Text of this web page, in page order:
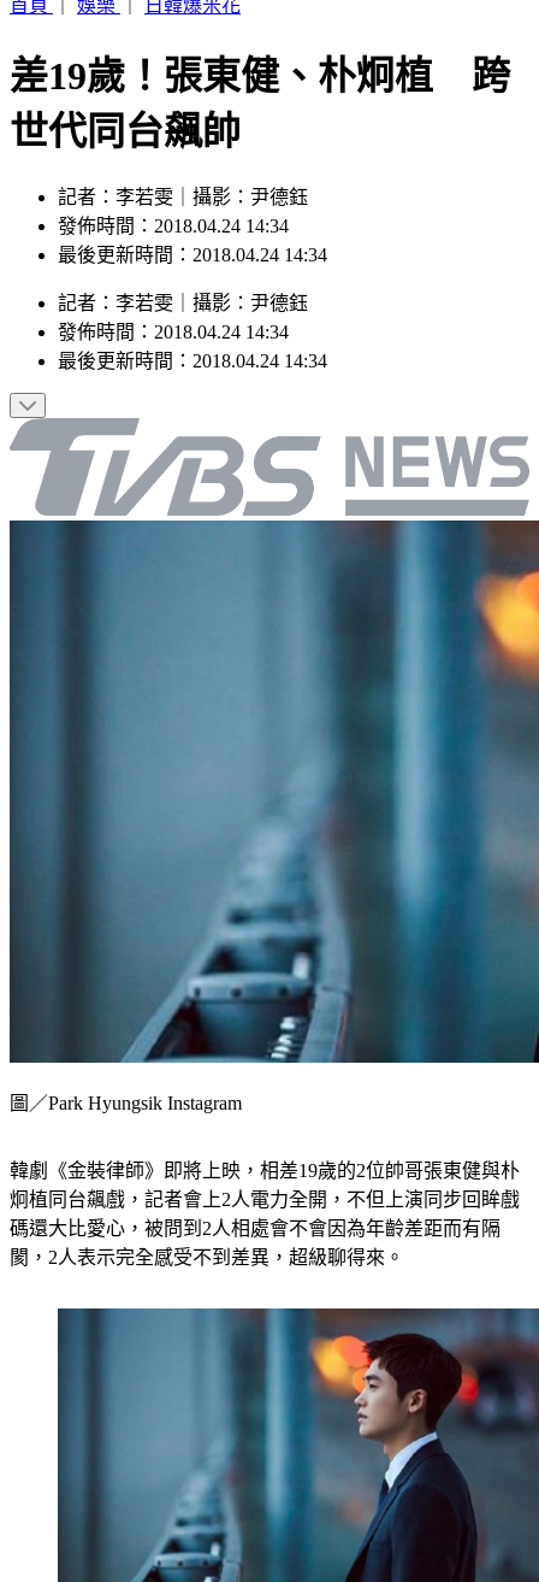
首頁
娛樂 日韓爆米花
差19歲！張東健、朴炯植 跨
世代同台飆帥
記者：李若雯｜攝影：尹德鈺
發佈時間：2018.04.24 14:34
最後更新時間：2018.04.24 14:34
記者 ： 李若雯 攝影 ： 尹德鈺
發佈時間： 2018.04.24 14:34
最後更新時間： 2018.04.24 14:34
圖／Park Hyungsik Instagram
韓劇《金裝律師》即將上映，相差19歲的2位帥哥張東健與朴
炯植同台飆戲，記者會上2人電力全開，不但上演同步回眸戲
碼還大比愛心，被問到2人相處會不會因為年齡差距而有隔
閡，2人表示完全感受不到差異，超級聊得來。